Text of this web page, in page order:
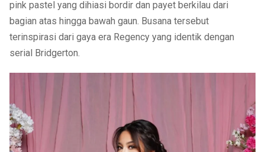
pink pastel yang dihiasi bordir dan payet berkilau dari
bagian atas hingga bawah gaun. Busana tersebut
terinspirasi dari gaya era Regency yang identik dengan
serial Bridgerton.